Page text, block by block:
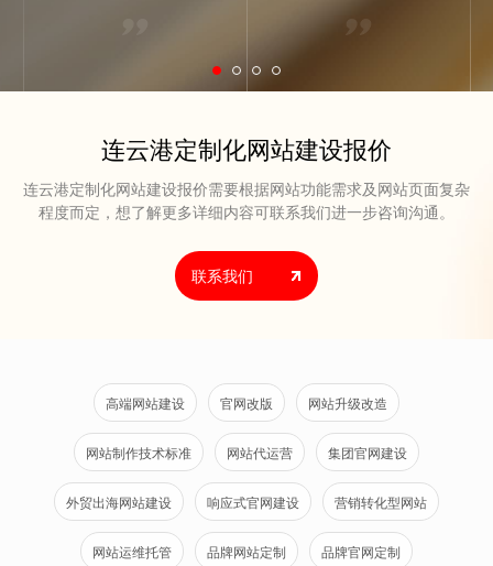
连云港定制化网站建设报价
连云港定制化网站建设报价需要根据网站功能需求及网站页面复杂
程度而定，想了解更多详细内容可联系我们进一步咨询沟通。
联系我们
高端网站建设 官网改版 网站升级改造
网站制作技术标准 网站代运营 集团官网建设
外贸出海网站建设 响应式官网建设 营销转化型网站
网站运维托管 品牌网站定制 品牌官网定制